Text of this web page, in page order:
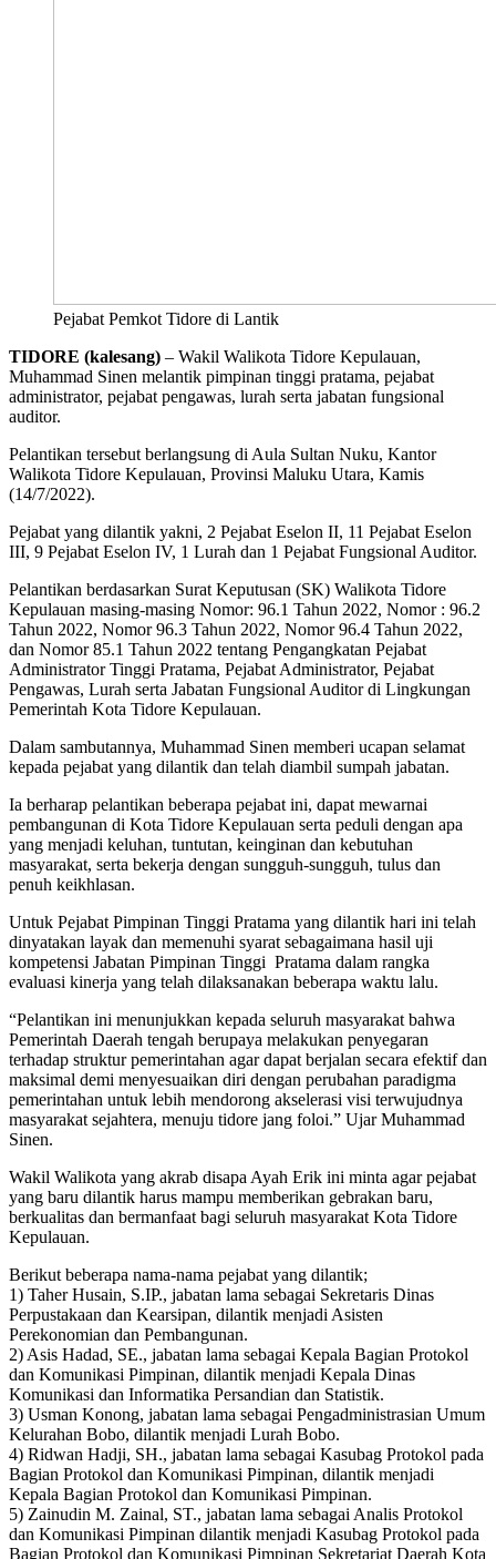
Pejabat Pemkot Tidore di Lantik
TIDORE (kalesang) – Wakil Walikota Tidore Kepulauan,
Muhammad Sinen melantik pimpinan tinggi pratama, pejabat
administrator, pejabat pengawas, lurah serta jabatan fungsional
auditor.
Pelantikan tersebut berlangsung di Aula Sultan Nuku, Kantor
Walikota Tidore Kepulauan, Provinsi Maluku Utara, Kamis
(14/7/2022).
Pejabat yang dilantik yakni, 2 Pejabat Eselon II, 11 Pejabat Eselon
III, 9 Pejabat Eselon IV, 1 Lurah dan 1 Pejabat Fungsional Auditor.
Pelantikan berdasarkan Surat Keputusan (SK) Walikota Tidore
Kepulauan masing-masing Nomor: 96.1 Tahun 2022, Nomor : 96.2
Tahun 2022, Nomor 96.3 Tahun 2022, Nomor 96.4 Tahun 2022,
dan Nomor 85.1 Tahun 2022 tentang Pengangkatan Pejabat
Administrator Tinggi Pratama, Pejabat Administrator, Pejabat
Pengawas, Lurah serta Jabatan Fungsional Auditor di Lingkungan
Pemerintah Kota Tidore Kepulauan.
Dalam sambutannya, Muhammad Sinen memberi ucapan selamat
kepada pejabat yang dilantik dan telah diambil sumpah jabatan.
Ia berharap pelantikan beberapa pejabat ini, dapat mewarnai
pembangunan di Kota Tidore Kepulauan serta peduli dengan apa
yang menjadi keluhan, tuntutan, keinginan dan kebutuhan
masyarakat, serta bekerja dengan sungguh-sungguh, tulus dan
penuh keikhlasan.
Untuk Pejabat Pimpinan Tinggi Pratama yang dilantik hari ini telah
dinyatakan layak dan memenuhi syarat sebagaimana hasil uji
kompetensi Jabatan Pimpinan Tinggi Pratama dalam rangka
evaluasi kinerja yang telah dilaksanakan beberapa waktu lalu.
“Pelantikan ini menunjukkan kepada seluruh masyarakat bahwa
Pemerintah Daerah tengah berupaya melakukan penyegaran
terhadap struktur pemerintahan agar dapat berjalan secara efektif dan
maksimal demi menyesuaikan diri dengan perubahan paradigma
pemerintahan untuk lebih mendorong akselerasi visi terwujudnya
masyarakat sejahtera, menuju tidore jang foloi.” Ujar Muhammad
Sinen.
Wakil Walikota yang akrab disapa Ayah Erik ini minta agar pejabat
yang baru dilantik harus mampu memberikan gebrakan baru,
berkualitas dan bermanfaat bagi seluruh masyarakat Kota Tidore
Kepulauan.
Berikut beberapa nama-nama pejabat yang dilantik;
1) Taher Husain, S.IP., jabatan lama sebagai Sekretaris Dinas
Perpustakaan dan Kearsipan, dilantik menjadi Asisten
Perekonomian dan Pembangunan.
2) Asis Hadad, SE., jabatan lama sebagai Kepala Bagian Protokol
dan Komunikasi Pimpinan, dilantik menjadi Kepala Dinas
Komunikasi dan Informatika Persandian dan Statistik.
3) Usman Konong, jabatan lama sebagai Pengadministrasian Umum
Kelurahan Bobo, dilantik menjadi Lurah Bobo.
4) Ridwan Hadji, SH., jabatan lama sebagai Kasubag Protokol pada
Bagian Protokol dan Komunikasi Pimpinan, dilantik menjadi
Kepala Bagian Protokol dan Komunikasi Pimpinan.
5) Zainudin M. Zainal, ST., jabatan lama sebagai Analis Protokol
dan Komunikasi Pimpinan dilantik menjadi Kasubag Protokol pada
Bagian Protokol dan Komunikasi Pimpinan Sekretariat Daerah Kota